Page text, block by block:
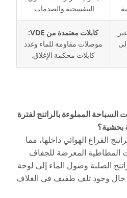
البنفسجية والصدمات.
كابلات معتمدة من VDE:
موصلات مقاومة للماء وغدد
كابلات محكمة الإغلاق.
السباحة المملوءة بالراتنج لفترة
بحشية؟
الفراغ الهوائي داخلها، مما
المطاطية المعرضة للجفاف
الصلبة وصول الماء إلى لوحة
حال وجود تلف طفيف في الغلاف